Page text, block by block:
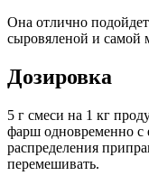
Она отлично
сыровяленой и самой
Дозировка
5 г смеси на 1 кг
фарш одновременно с
распределения
перемешивать.